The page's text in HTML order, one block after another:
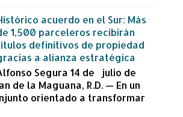
acuerdo en el Sur: Más
1,500 parceleros recibirán
definitivos de propiedad
a alianza estratégica
Segura 14 de julio de
de la Maguana, R.D. — En un
orientado a transformar